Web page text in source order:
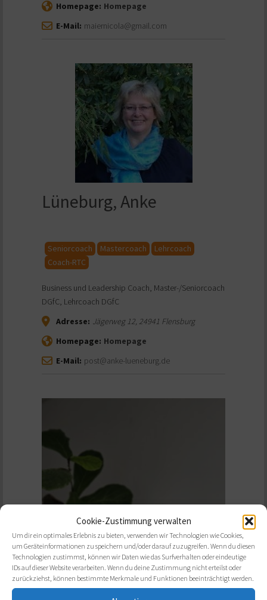
Cookie-Zustimmung verwalten
Um dir ein optimales Erlebnis zu bieten, verwenden wir Technologien wie Cookies,
um Geräteinformationen zu speichern und/oder darauf zuzugreifen. Wenn du diesen
Technologien zustimmst, können wir Daten wie das Surfverhalten oder eindeutige
IDs auf dieser Website verarbeiten. Wenn du deine Zustimmung nicht erteilst oder
zurückziehst, können bestimmte Merkmale und Funktionen beeinträchtigt werden.
Homepage: Homepage
E-Mail: maiernicola@gmail.com
Lüneburg, Anke
Seniorcoach Mastercoach
Lehrcoach
Coach-RTC
Business und Leadership Coach, Master-/Seniorcoach
DGfC, Lehrcoach DGfC
Adresse: Jägerweg 12, 24941 Flensburg
Homepage: Homepage
E-Mail: post@anke-lueneburg.de